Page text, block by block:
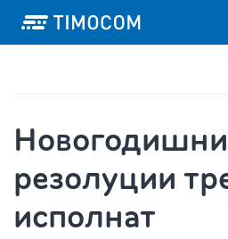
резолуции
исполнат